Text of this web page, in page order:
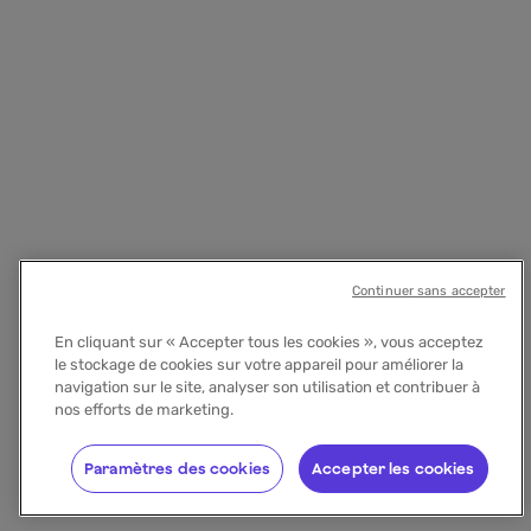
En cliquant sur « Accepter tous les cookies », vous acceptez
le stockage de cookies sur votre appareil pour améliorer la
navigation sur le site, analyser son utilisation et contribuer à
nos efforts de marketing.
Accepter les cookies
Paramètres des cookies
Continuer sans accepter